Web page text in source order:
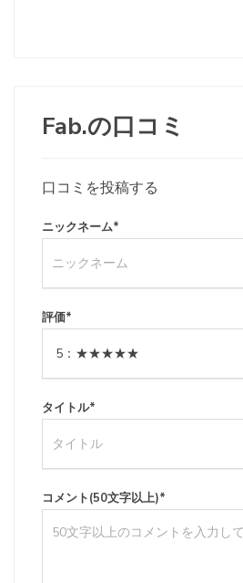
Fab.の口コミ
口コミを投稿する
ニックネーム*
評価*
タイトル*
コメント(50文字以上)*